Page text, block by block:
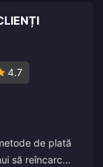
4.7
de plată
să reîncarc